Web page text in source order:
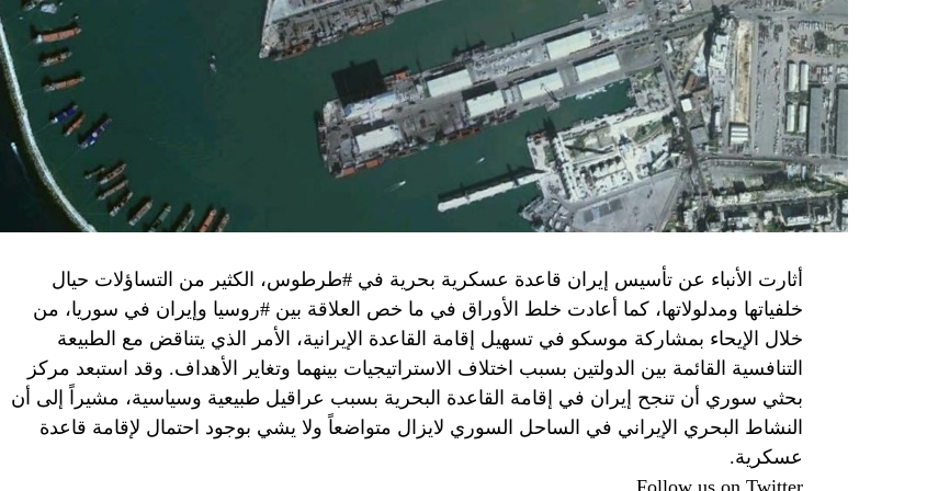
برنامج نتنياهو لا يريد السلام في المنطقة، وهو من سمح ببقاء حماس في الحكم.
حماس منذ ديسمبر قدمت لمصر رأيا يقول إنها مستعدة لحكومة وفاق وطني تمهيدا لإجراء انتخابات بعد ثلاث
أو أربع سنوات.
الجدية تقتضي أن يجري توافق على حكومة وفاق وطني.
الأمن الإسرائيلي يقول أنه لا يوجد سبب أمني للتواجد في محوار فيلادلفيا، ونتنياهو لا يريد الإصغاء.
SkyNewsArabia
أثارت الأنباء عن تأسيس إيران قاعدة عسكرية بحرية في #طرطوس، الكثير من التساؤلات حيال
خلفياتها ومدلولاتها، كما أعادت خلط الأوراق في ما خص العلاقة بين #روسيا وإيران في سوريا، من
خلال الإيحاء بمشاركة موسكو في تسهيل إقامة القاعدة الإيرانية، الأمر الذي يتناقض مع الطبيعة
التنافسية القائمة بين الدولتين بسبب اختلاف الاستراتيجيات بينهما وتغاير الأهداف. وقد استبعد مركز
بحثي سوري أن تنجح إيران في إقامة القاعدة البحرية بسبب عراقيل طبيعية وسياسية، مشيراً إلى أن
النشاط البحري الإيراني في الساحل السوري لايزال متواضعاً ولا يشي بوجود احتمال لإقامة قاعدة
عسكرية.